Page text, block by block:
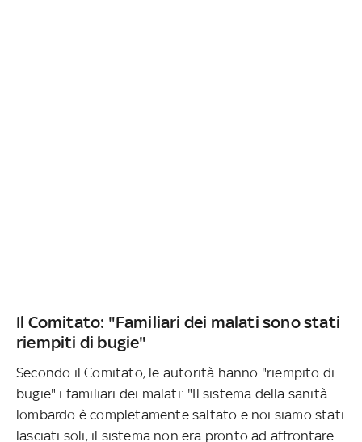
Il Comitato: "Familiari dei malati sono stati
riempiti di bugie"
Secondo il Comitato, le autorità hanno "riempito di
bugie" i familiari dei malati: "Il sistema della sanità
lombardo è completamente saltato e noi siamo stati
lasciati soli, il sistema non era pronto ad affrontare